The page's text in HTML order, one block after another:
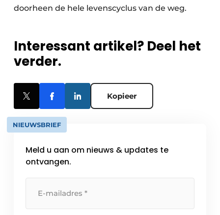
doorheen de hele levens­cyclus van de weg.
Interessant artikel? Deel het
verder.
Kopieer
NIEUWSBRIEF
Meld u aan om nieuws & updates te
ontvangen.